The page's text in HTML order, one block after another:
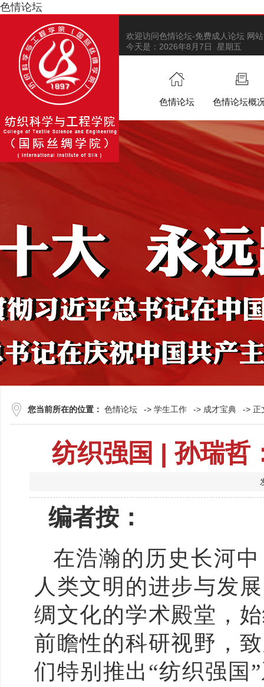
色情论坛
欢迎访问色情论坛-免费成人论坛 网
今天是： 2026年8月7日 星期五
色情论坛 色情论坛概
您当前所在的位置： 色情论坛 -> 学生工作 -> 成才宝典 -> 正
纺织强国 | 孙瑞哲
编者按：
在浩瀚的历史长河
人类文明的进步与发
绸文化的学术殿堂，
前瞻性的科研视野，
们特别推出“纺织强国